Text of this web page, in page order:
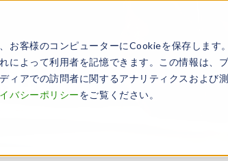
お客様のコンピューターにCookieを保存しま
によって利用者を記憶できます。この情報は、
ィアでの訪問者に関するアナリティクスおよび
バシーポリシーをご覧ください。
せ